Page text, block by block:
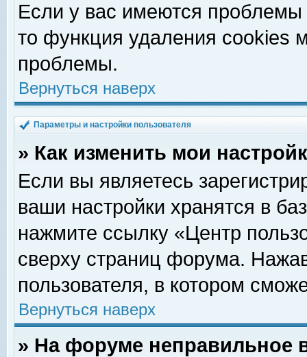
Если у вас имеются
то функция удаления cookies
проблемы.
Вернуться наверх
Параметры и настройки пользователя
» Как изменить мои
Если вы являетесь
ваши настройки хранятся в
нажмите ссылку «Центр
сверху страниц форума.
пользователя, в котором
Вернуться наверх
» На форуме неправильное